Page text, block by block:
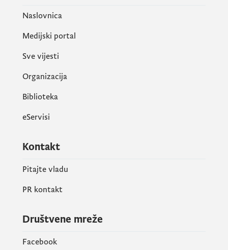
Naslovnica
Medijski portal
Sve vijesti
Organizacija
Biblioteka
eServisi
Kontakt
Pitajte vladu
PR kontakt
Društvene mreže
Facebook